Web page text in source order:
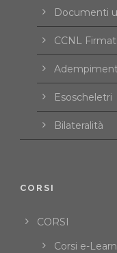
Documenti
CCNL Firmati
Esoscheletri
Bilateralità
CORSI
CORSI
Corsi e-